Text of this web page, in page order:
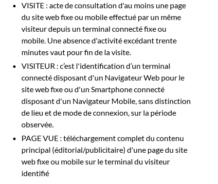
VISITE : acte de consultation d'au moins une page
du site web fixe ou mobile effectué par un même
visiteur depuis un terminal connecté fixe ou
mobile. Une absence d'activité excédant trente
minutes vaut pour fin de la visite.
VISITEUR : c’est l'identification d’un terminal
connecté disposant d'un Navigateur Web pour le
site web fixe ou d'un Smartphone connecté
disposant d'un Navigateur Mobile, sans distinction
de lieu et de mode de connexion, sur la période
observée.
PAGE VUE : téléchargement complet du contenu
principal (éditorial/publicitaire) d'une page du site
web fixe ou mobile sur le terminal du visiteur
identifié